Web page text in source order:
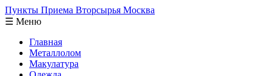
Пункты Приема Вторсырья Москва
☰ Меню
Главная
Металлолом
Макулатура